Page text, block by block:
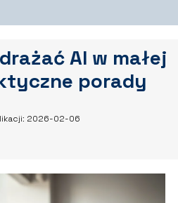
AI w małej
porady
2026-02-06